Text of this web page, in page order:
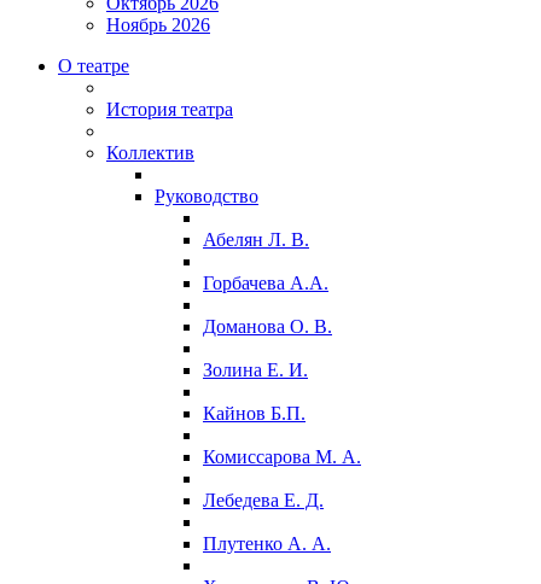
Ноябрь 2026
О театре
История театра
Коллектив
Руководство
Абелян Л. В.
Горбачева А.А.
Доманова О. В.
Золина Е. И.
Кайнов Б.П.
Комиссарова М. А.
Лебедева Е. Д.
Плутенко А. А.